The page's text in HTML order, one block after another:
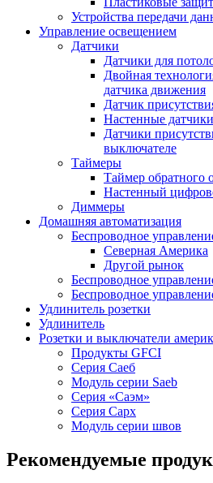
Устройства передачи
Управление освещением
Датчики
Датчики для
Двойная
датчика движения
Датчик
Настенные
Датчики
выключателе
Таймеры
Таймер обратного
Настенный
Диммеры
Домашняя автоматизация
Беспроводное
Северная Америка
Другой рынок
Беспроводное
Беспроводное
Удлинитель розетки
Удлинитель
Розетки и выключатели
Продукты GFCI
Серия Саеб
Модуль серии Saeb
Серия «Саэм»
Серия Сарх
Модуль серии швов
Рекомендуемые